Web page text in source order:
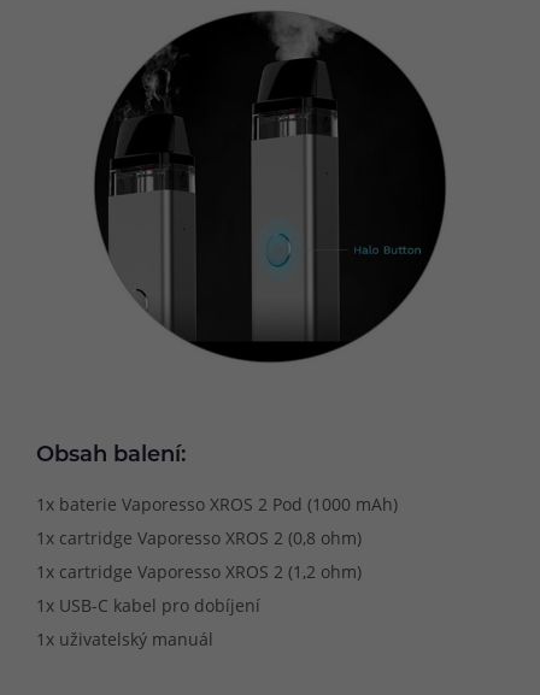
Obsah balení:
1x baterie Vaporesso XROS 2 Pod (1000 mAh)
1x cartridge Vaporesso XROS 2 (0,8 ohm)
1x cartridge Vaporesso XROS 2 (1,2 ohm)
1x USB-C kabel pro dobíjení
1x uživatelský manuál